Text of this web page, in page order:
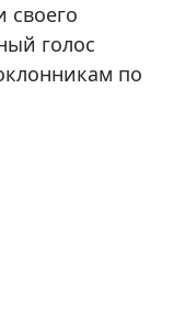
своего
голос
по